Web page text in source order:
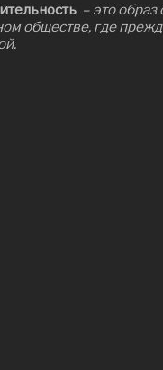
– это
обществе, где